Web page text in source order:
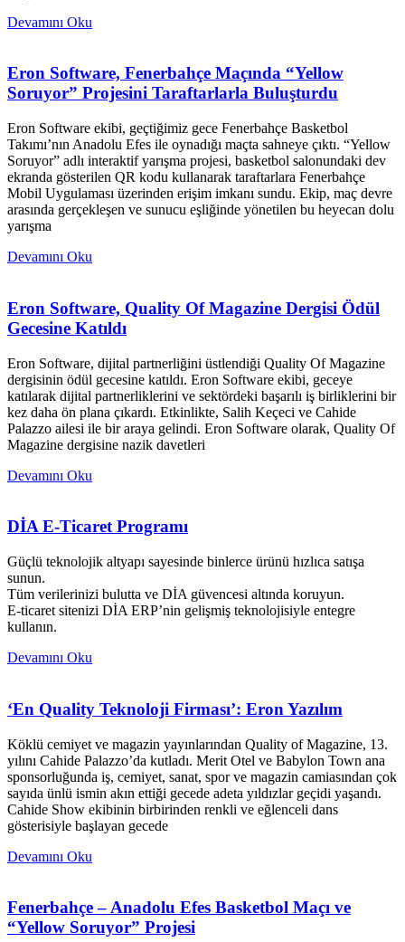
Devamını Oku
Eron Software, Fenerbahçe Maçında “Yellow
Soruyor” Projesini Taraftarlarla Buluşturdu
Eron Software ekibi, geçtiğimiz gece Fenerbahçe Basketbol
Takımı’nın Anadolu Efes ile oynadığı maçta sahneye çıktı. “Yellow
Soruyor” adlı interaktif yarışma projesi, basketbol salonundaki dev
ekranda gösterilen QR kodu kullanarak taraftarlara Fenerbahçe
Mobil Uygulaması üzerinden erişim imkanı sundu. Ekip, maç devre
arasında gerçekleşen ve sunucu eşliğinde yönetilen bu heyecan dolu
yarışma
Devamını Oku
Eron Software, Quality Of Magazine Dergisi Ödül
Gecesine Katıldı
Eron Software, dijital partnerliğini üstlendiği Quality Of Magazine
dergisinin ödül gecesine katıldı. Eron Software ekibi, geceye
katılarak dijital partnerliklerini ve sektördeki başarılı iş birliklerini bir
kez daha ön plana çıkardı. Etkinlikte, Salih Keçeci ve Cahide
Palazzo ailesi ile bir araya gelindi. Eron Software olarak, Quality Of
Magazine dergisine nazik davetleri
Devamını Oku
DİA E-Ticaret Programı
Güçlü teknolojik altyapı sayesinde binlerce ürünü hızlıca satışa
sunun.
Tüm verilerinizi bulutta ve DİA güvencesi altında koruyun.
E-ticaret sitenizi DİA ERP’nin gelişmiş teknolojisiyle entegre
kullanın.
Devamını Oku
‘En Quality Teknoloji Firması’: Eron Yazılım
Köklü cemiyet ve magazin yayınlarından Quality of Magazine, 13.
yılını Cahide Palazzo’da kutladı. Merit Otel ve Babylon Town ana
sponsorluğunda iş, cemiyet, sanat, spor ve magazin camiasından çok
sayıda ünlü ismin akın ettiği gecede adeta yıldızlar geçidi yaşandı.
Cahide Show ekibinin birbirinden renkli ve eğlenceli dans
gösterisiyle başlayan gecede
Devamını Oku
Fenerbahçe – Anadolu Efes Basketbol Maçı ve
“Yellow Soruyor” Projesi